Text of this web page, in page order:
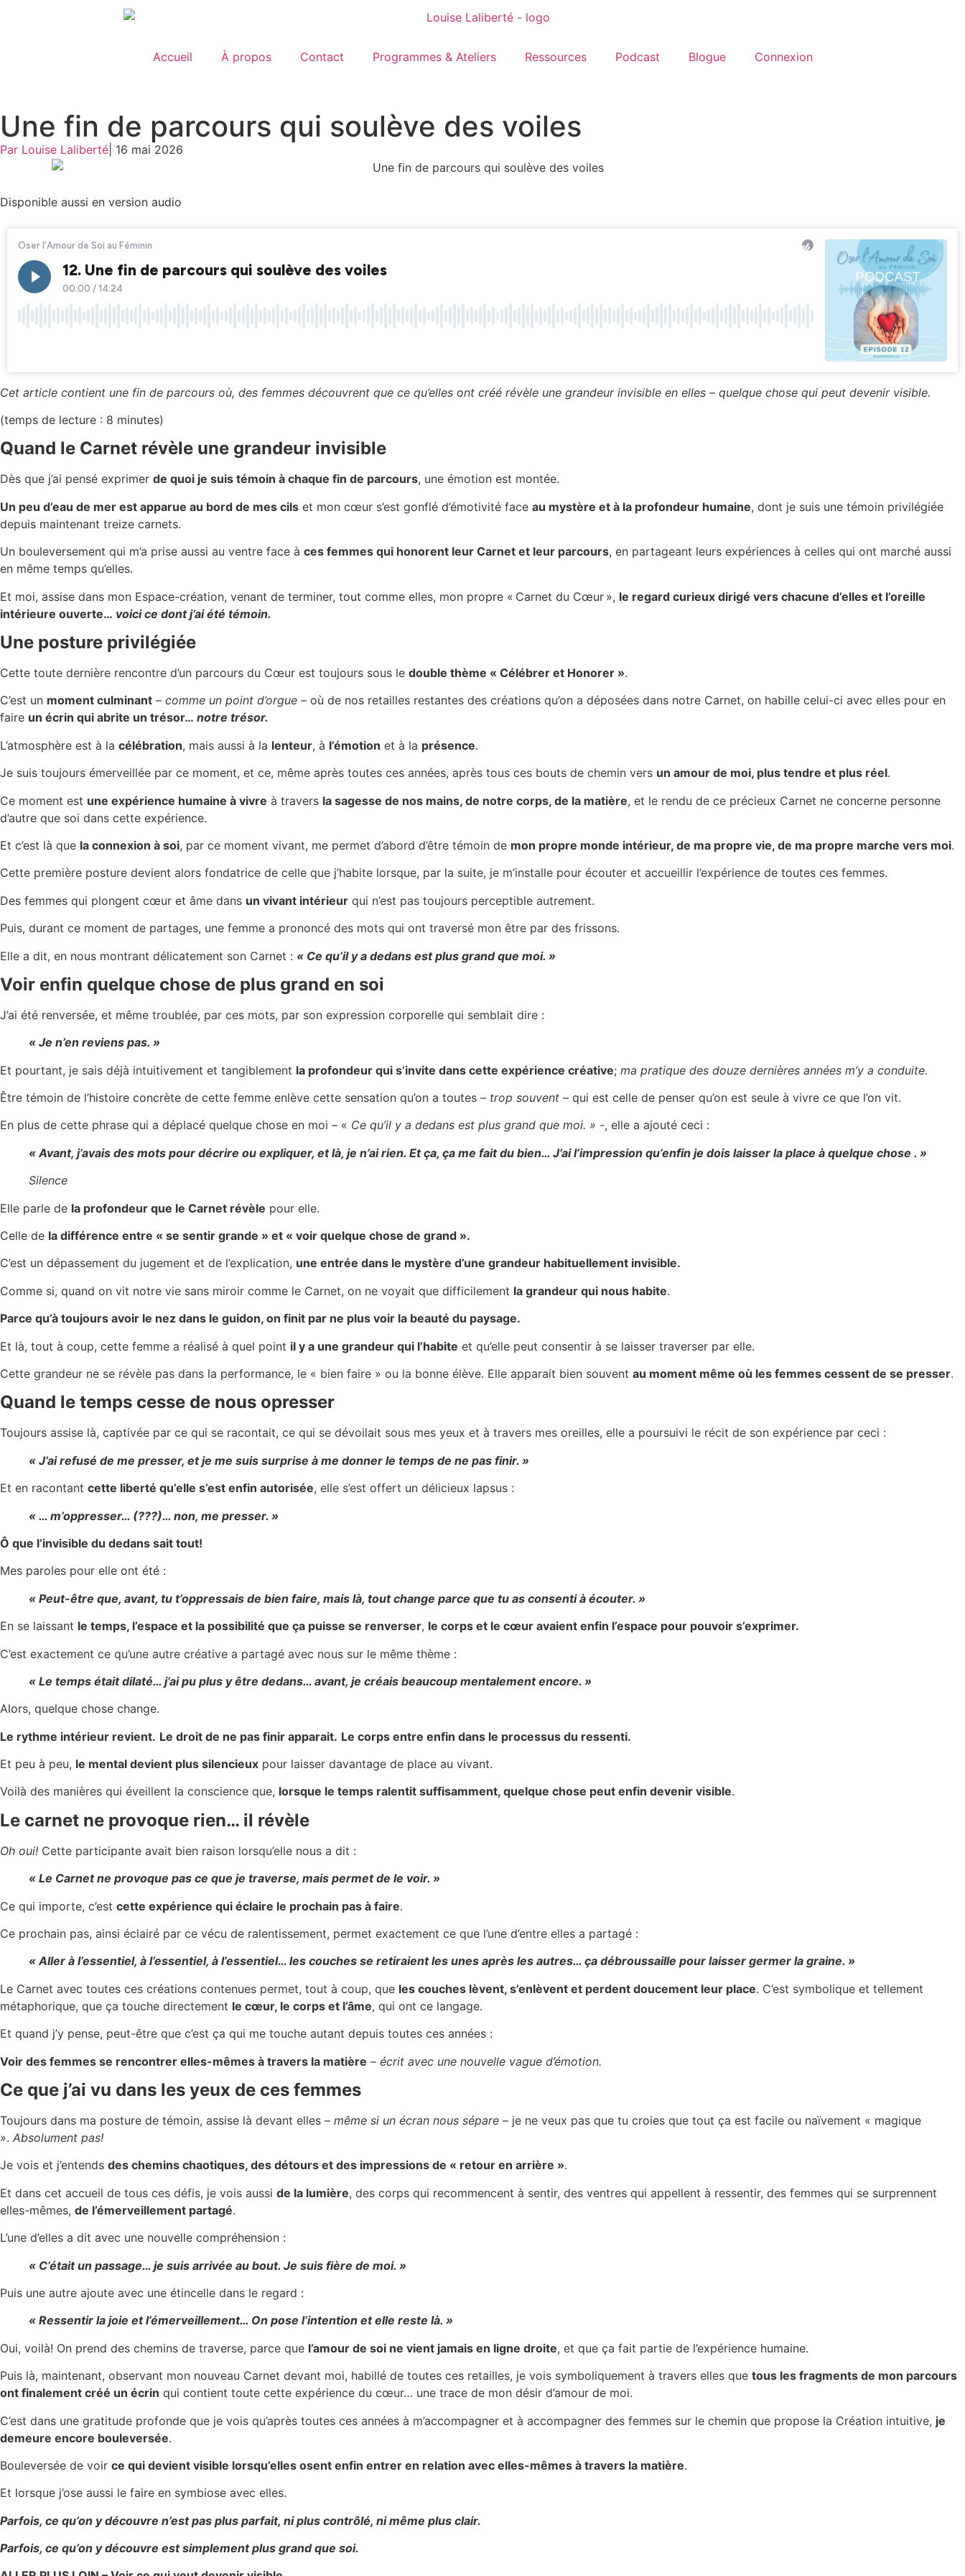
Accueil À propos Contact Programmes & Ateliers Ressources Podcast Blogue Connexion
Une fin de parcours qui soulève des voiles
Par Louise Laliberté 16 mai 2026
Disponible aussi en version audio
Cet article contient une fin de parcours où, des femmes découvrent que ce qu’elles ont créé révèle une grandeur invisible en elles – quelque chose qui peut devenir visible.
(temps de lecture : 8 minutes)
Quand le Carnet révèle une grandeur invisible
Dès que j’ai pensé exprimer de quoi je suis témoin à chaque fin de parcours, une émotion est montée.
Un peu d’eau de mer est apparue au bord de mes cils et mon cœur s’est gonflé d’émotivité face au mystère et à la profondeur humaine, dont je suis une témoin privilégiée
depuis maintenant treize carnets.
Un bouleversement qui m’a prise aussi au ventre face à ces femmes qui honorent leur Carnet et leur parcours, en partageant leurs expériences à celles qui ont marché aussi
en même temps qu’elles.
Et moi, assise dans mon Espace-création, venant de terminer, tout comme elles, mon propre « Carnet du Cœur », le regard curieux dirigé vers chacune d’elles et l’oreille
intérieure ouverte… voici ce dont j’ai été témoin.
Une posture privilégiée
Cette toute dernière rencontre d’un parcours du Cœur est toujours sous le double thème « Célébrer et Honorer ».
C’est un moment culminant – comme un point d’orgue – où de nos retailles restantes des créations qu’on a déposées dans notre Carnet, on habille celui-ci avec elles pour en
faire un écrin qui abrite un trésor… notre trésor.
L’atmosphère est à la célébration, mais aussi à la lenteur, à l’émotion et à la présence.
Je suis toujours émerveillée par ce moment, et ce, même après toutes ces années, après tous ces bouts de chemin vers un amour de moi, plus tendre et plus réel.
Ce moment est une expérience humaine à vivre à travers la sagesse de nos mains, de notre corps, de la matière, et le rendu de ce précieux Carnet ne concerne personne
d’autre que soi dans cette expérience.
Et c’est là que la connexion à soi, par ce moment vivant, me permet d’abord d’être témoin de mon propre monde intérieur, de ma propre vie, de ma propre marche vers moi.
Cette première posture devient alors fondatrice de celle que j’habite lorsque, par la suite, je m’installe pour écouter et accueillir l’expérience de toutes ces femmes.
Des femmes qui plongent cœur et âme dans un vivant intérieur qui n’est pas toujours perceptible autrement.
Puis, durant ce moment de partages, une femme a prononcé des mots qui ont traversé mon être par des frissons.
Elle a dit, en nous montrant délicatement son Carnet : « Ce qu’il y a dedans est plus grand que moi. »
Voir enfin quelque chose de plus grand en soi
J’ai été renversée, et même troublée, par ces mots, par son expression corporelle qui semblait dire :
« Je n’en reviens pas. »
Et pourtant, je sais déjà intuitivement et tangiblement la profondeur qui s’invite dans cette expérience créative; ma pratique des douze dernières années m’y a conduite.
Être témoin de l’histoire concrète de cette femme enlève cette sensation qu’on a toutes – trop souvent – qui est celle de penser qu’on est seule à vivre ce que l’on vit.
En plus de cette phrase qui a déplacé quelque chose en moi – « Ce qu’il y a dedans est plus grand que moi. » -, elle a ajouté ceci :
« Avant, j’avais des mots pour décrire ou expliquer, et là, je n’ai rien. Et ça, ça me fait du bien… J’ai l’impression qu’enfin je dois laisser la place à quelque chose . »
Silence
Elle parle de la profondeur que le Carnet révèle pour elle.
Celle de la différence entre « se sentir grande » et « voir quelque chose de grand ».
C’est un dépassement du jugement et de l’explication, une entrée dans le mystère d’une grandeur habituellement invisible.
Comme si, quand on vit notre vie sans miroir comme le Carnet, on ne voyait que difficilement la grandeur qui nous habite.
Parce qu’à toujours avoir le nez dans le guidon, on finit par ne plus voir la beauté du paysage.
Et là, tout à coup, cette femme a réalisé à quel point il y a une grandeur qui l’habite et qu’elle peut consentir à se laisser traverser par elle.
Cette grandeur ne se révèle pas dans la performance, le « bien faire » ou la bonne élève. Elle apparait bien souvent au moment même où les femmes cessent de se presser.
Quand le temps cesse de nous opresser
Toujours assise là, captivée par ce qui se racontait, ce qui se dévoilait sous mes yeux et à travers mes oreilles, elle a poursuivi le récit de son expérience par ceci :
« J’ai refusé de me presser, et je me suis surprise à me donner le temps de ne pas finir. »
Et en racontant cette liberté qu’elle s’est enfin autorisée, elle s’est offert un délicieux lapsus :
« … m’oppresser… (???)… non, me presser. »
Ô que l’invisible du dedans sait tout!
Mes paroles pour elle ont été :
« Peut-être que, avant, tu t’oppressais de bien faire, mais là, tout change parce que tu as consenti à écouter. »
En se laissant le temps, l’espace et la possibilité que ça puisse se renverser, le corps et le cœur avaient enfin l’espace pour pouvoir s’exprimer.
C’est exactement ce qu’une autre créative a partagé avec nous sur le même thème :
« Le temps était dilaté… j’ai pu plus y être dedans… avant, je créais beaucoup mentalement encore. »
Alors, quelque chose change.
Le rythme intérieur revient. Le droit de ne pas finir apparait. Le corps entre enfin dans le processus du ressenti.
Et peu à peu, le mental devient plus silencieux pour laisser davantage de place au vivant.
Voilà des manières qui éveillent la conscience que, lorsque le temps ralentit suffisamment, quelque chose peut enfin devenir visible.
Le carnet ne provoque rien… il révèle
Oh oui! Cette participante avait bien raison lorsqu’elle nous a dit :
« Le Carnet ne provoque pas ce que je traverse, mais permet de le voir. »
Ce qui importe, c’est cette expérience qui éclaire le prochain pas à faire.
Ce prochain pas, ainsi éclairé par ce vécu de ralentissement, permet exactement ce que l’une d’entre elles a partagé :
« Aller à l’essentiel, à l’essentiel, à l’essentiel… les couches se retiraient les unes après les autres… ça débroussaille pour laisser germer la graine. »
Le Carnet avec toutes ces créations contenues permet, tout à coup, que les couches lèvent, s’enlèvent et perdent doucement leur place. C’est symbolique et tellement
métaphorique, que ça touche directement le cœur, le corps et l’âme, qui ont ce langage.
Et quand j’y pense, peut-être que c’est ça qui me touche autant depuis toutes ces années :
Voir des femmes se rencontrer elles-mêmes à travers la matière – écrit avec une nouvelle vague d’émotion.
Ce que j’ai vu dans les yeux de ces femmes
Toujours dans ma posture de témoin, assise là devant elles – même si un écran nous sépare – je ne veux pas que tu croies que tout ça est facile ou naïvement « magique
». Absolument pas!
Je vois et j’entends des chemins chaotiques, des détours et des impressions de « retour en arrière ».
Et dans cet accueil de tous ces défis, je vois aussi de la lumière, des corps qui recommencent à sentir, des ventres qui appellent à ressentir, des femmes qui se surprennent
elles-mêmes, de l’émerveillement partagé.
L’une d’elles a dit avec une nouvelle compréhension :
« C’était un passage… je suis arrivée au bout. Je suis fière de moi. »
Puis une autre ajoute avec une étincelle dans le regard :
« Ressentir la joie et l’émerveillement… On pose l’intention et elle reste là. »
Oui, voilà! On prend des chemins de traverse, parce que l’amour de soi ne vient jamais en ligne droite, et que ça fait partie de l’expérience humaine.
Puis là, maintenant, observant mon nouveau Carnet devant moi, habillé de toutes ces retailles, je vois symboliquement à travers elles que tous les fragments de mon parcours
ont finalement créé un écrin qui contient toute cette expérience du cœur… une trace de mon désir d’amour de moi.
C’est dans une gratitude profonde que je vois qu’après toutes ces années à m’accompagner et à accompagner des femmes sur le chemin que propose la Création intuitive, je
demeure encore bouleversée.
Bouleversée de voir ce qui devient visible lorsqu’elles osent enfin entrer en relation avec elles-mêmes à travers la matière.
Et lorsque j’ose aussi le faire en symbiose avec elles.
Parfois, ce qu’on y découvre n’est pas plus parfait, ni plus contrôlé, ni même plus clair.
Parfois, ce qu’on y découvre est simplement plus grand que soi.